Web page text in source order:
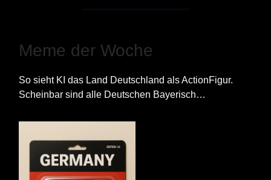
Meme der Woche
So sieht KI das Land Deutschland als ActionFigur.
Scheinbar sind alle Deutschen Bayerisch…